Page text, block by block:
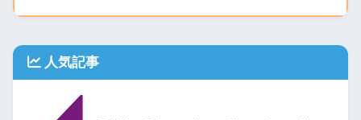
人気記事